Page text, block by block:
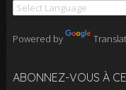
Powered by
ABONNEZ-VOUS À